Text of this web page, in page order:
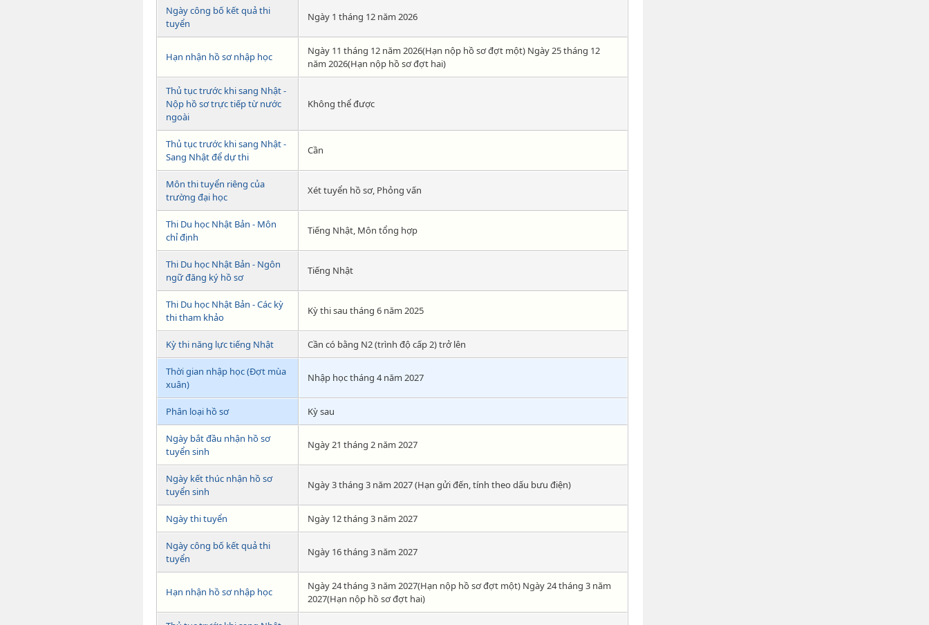
Ngày công bố kết quả thi
tuyển
Ngày 1 tháng 12 năm 2026
Hạn nhận hồ sơ nhập học
Ngày 11 tháng 12 năm 2026(Hạn nộp hồ sơ đợt một) Ngày 25 tháng 12
năm 2026(Hạn nộp hồ sơ đợt hai)
Thủ tục trước khi sang Nhật -
Nộp hồ sơ trực tiếp từ nước
ngoài
Không thể được
Thủ tục trước khi sang Nhật -
Sang Nhật để dự thi
Cần
Môn thi tuyển riêng của
trường đại học
Xét tuyển hồ sơ, Phỏng vấn
Thi Du học Nhật Bản - Môn
chỉ định
Tiếng Nhật, Môn tổng hợp
Thi Du học Nhật Bản - Ngôn
ngữ đăng ký hồ sơ
Tiếng Nhật
Thi Du học Nhật Bản - Các kỳ
thi tham khảo
Kỳ thi sau tháng 6 năm 2025
Kỳ thi năng lực tiếng Nhật Cần có bằng N2 (trình độ cấp 2) trở lên
Thời gian nhập học (Đợt mùa
xuân)
Nhập học tháng 4 năm 2027
Phân loại hồ sơ Kỳ sau
Ngày bắt đầu nhận hồ sơ
tuyển sinh
Ngày 21 tháng 2 năm 2027
Ngày kết thúc nhận hồ sơ
tuyển sinh
Ngày 3 tháng 3 năm 2027 (Hạn gửi đến, tính theo dấu bưu điện)
Ngày thi tuyển Ngày 12 tháng 3 năm 2027
Ngày công bố kết quả thi
tuyển
Ngày 16 tháng 3 năm 2027
Hạn nhận hồ sơ nhập học
Ngày 24 tháng 3 năm 2027(Hạn nộp hồ sơ đợt một) Ngày 24 tháng 3 năm
2027(Hạn nộp hồ sơ đợt hai)